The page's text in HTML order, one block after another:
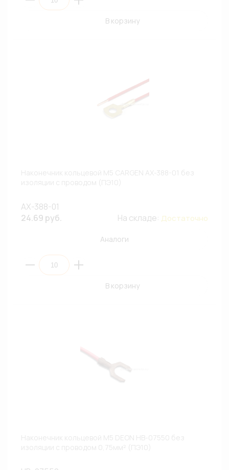
В корзину
AX-388-01
24.69 руб.
На складе: Достаточно
Аналоги
В корзину